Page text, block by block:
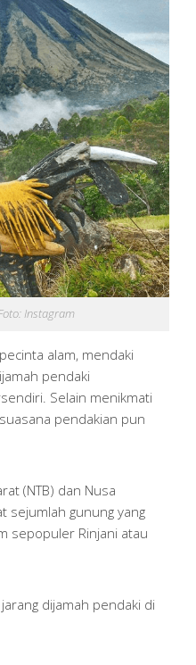
Instagram
alam, mendaki
pendaki
Selain menikmati
pendakian pun
(NTB) dan Nusa
sejumlah gunung yang
sepopuler Rinjani atau
dijamah pendaki di